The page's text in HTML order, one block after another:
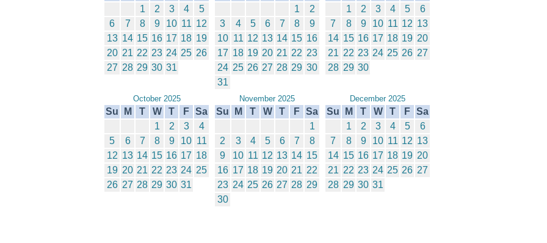
1
2 3 4
5
6
7 8 9 10 11 12
13 14 15 16 17 18 19
20 21 22 23 24 25 26
27 28 29 30 31
1
2
3
4 5 6 7 8
9
10 11 12 13 14 15 16
17 18 19 20 21 22 23
24 25 26 27 28 29 30
31
1
2 3 4 5
6
7
8 9 10 11 12 13
14 15 16 17 18 19 20
21 22 23 24 25 26 27
28 29 30
October 2025
Su M T W T F Sa
1
2 3
4
5
6 7 8 9 10 11
12 13 14 15 16 17 18
19 20 21 22 23 24 25
26 27 28 29 30 31
November 2025
Su M T W T F Sa
1
2
3 4 5 6 7
8
9
10 11 12 13 14 15
16 17 18 19 20 21 22
23 24 25 26 27 28 29
30
December 2025
Su M T W T F Sa
1
2 3 4 5
6
7
8 9 10 11 12 13
14 15 16 17 18 19 20
21 22 23 24 25 26 27
28 29 30 31